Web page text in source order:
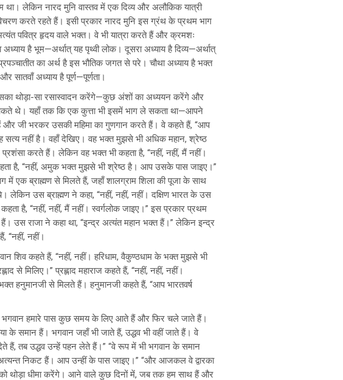
था। लेकिन नारद मुनि वास्तव में एक दिव्य और अलौकिक यात्री
करते रहते हैं। इसी प्रकार नारद मुनि इस ग्रंथ के प्रथम भाग
पवित्र हृदय वाले भक्त। वे भी यात्रा करते हैं और क्रमशः
है भूम—अर्थात् यह पृथ्वी लोक। दूसरा अध्याय है दिव्य—अर्थात्
का अर्थ है इस भौतिक जगत से परे। चौथा अध्याय है भक्त
सातवाँ अध्याय है पूर्ण—पूर्णता।
थोड़ा-सा रसास्वादन करेंगे—कुछ अंशों का अध्ययन करेंगे और
थे। यहाँ तक कि एक कुत्ता भी इसमें भाग ले सकता था—आपने
और जी भरकर उसकी महिमा का गुणगान करते हैं। वे कहते हैं, “आप
नहीं है। वहाँ देखिए। वह भक्त मुझसे भी अधिक महान, श्रेष्ठ
करते हैं। लेकिन वह भक्त भी कहता है, “नहीं, नहीं, मैं नहीं।
है, “नहीं, अमुक भक्त मुझसे भी श्रेष्ठ है। आप उसके पास जाइए।”
में एक ब्राह्मण से मिलते हैं, जहाँ शालग्राम शिला की पूजा के साथ
लेकिन उस ब्राह्मण ने कहा, “नहीं, नहीं, नहीं। दक्षिण भारत के उस
है, “नहीं, नहीं, मैं नहीं। स्वर्गलोक जाइए।” इस प्रकार प्रथम
उस राजा ने कहा था, “इन्द्र अत्यंत महान भक्त हैं।” लेकिन इन्द्र
“नहीं, नहीं।
शिव कहते हैं, “नहीं, नहीं। हरिधाम, वैकुण्ठधाम के भक्त मुझसे भी
मिलिए।” प्रह्लाद महाराज कहते हैं, “नहीं, नहीं, नहीं।
हनुमानजी से मिलते हैं। हनुमानजी कहते हैं, “आप भारतवर्ष
भगवान हमारे पास कुछ समय के लिए आते हैं और फिर चले जाते हैं।
समान हैं। भगवान जहाँ भी जाते हैं, उद्धव भी वहीं जाते हैं। वे
हैं, तब उद्धव उन्हें पहन लेते हैं।” “वे रूप में भी भगवान के समान
निकट हैं। आप उन्हीं के पास जाइए।” “और आजकल वे द्वारका
को थोड़ा धीमा करेंगे। आने वाले कुछ दिनों में, जब तक हम साथ हैं और